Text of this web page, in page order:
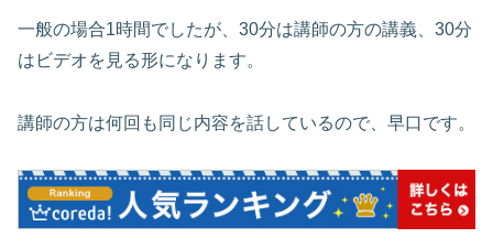
一般の場合1時間でしたが、30分は講師の方の講義、30分
はビデオを見る形になります。
講師の方は何回も同じ内容を話しているので、早口です。